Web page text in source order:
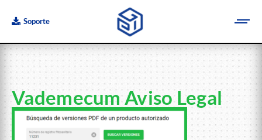
Soporte
Vademecum Aviso Legal